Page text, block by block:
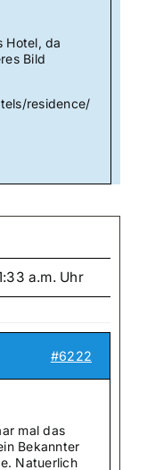
Hotel, da
Bild
residence/
a.m. Uhr
#6222
mal das
Bekannter
Natuerlich